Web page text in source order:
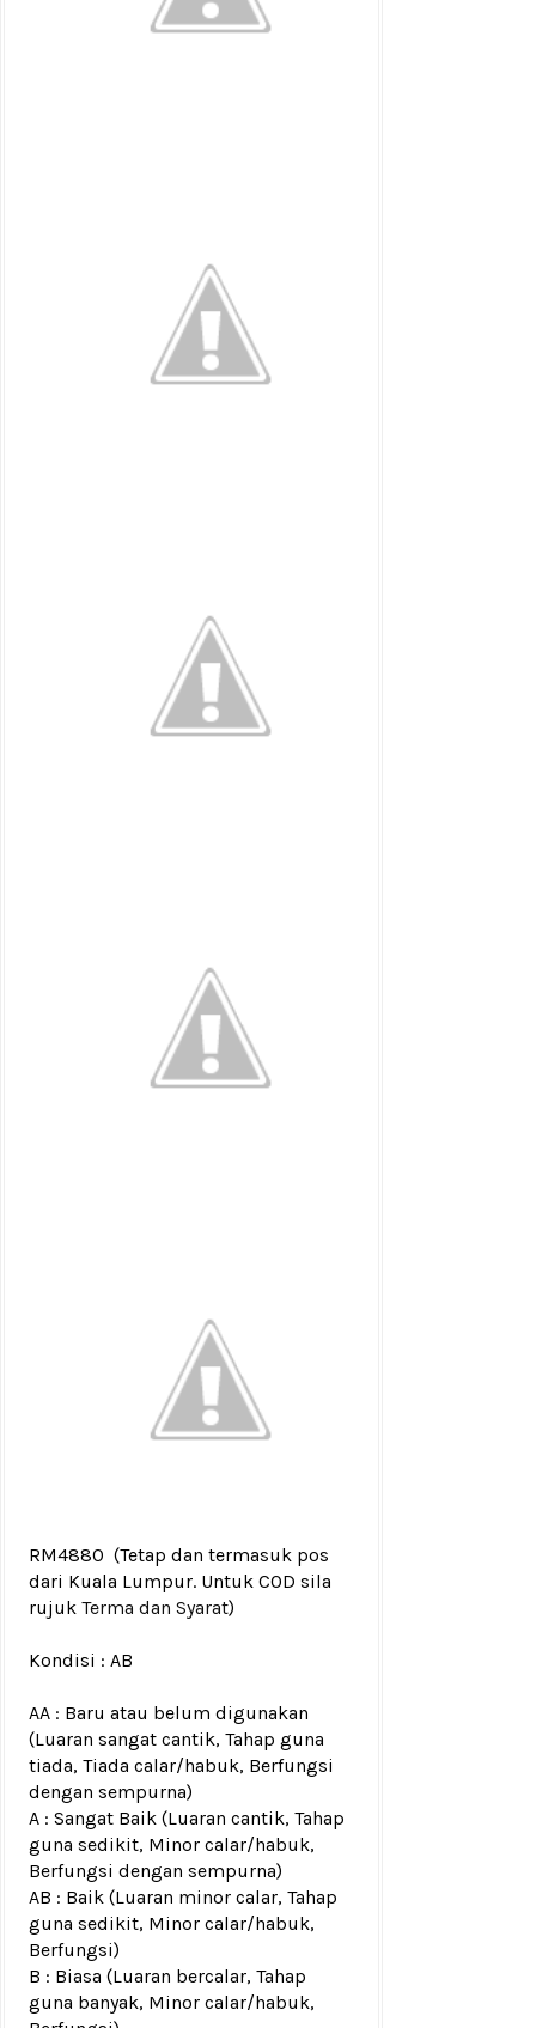
RM4880 (Tetap dan termasuk pos
dari Kuala Lumpur. Untuk COD sila
rujuk Terma dan Syarat)
Kondisi : AB
AA : Baru atau belum digunakan
(Luaran sangat cantik, Tahap guna
tiada, Tiada calar/habuk, Berfungsi
dengan sempurna)
A : Sangat Baik (Luaran cantik, Tahap
guna sedikit, Minor calar/habuk,
Berfungsi dengan sempurna)
AB : Baik (Luaran minor calar, Tahap
guna sedikit, Minor calar/habuk,
Berfungsi)
B : Biasa (Luaran bercalar, Tahap
guna banyak, Minor calar/habuk,